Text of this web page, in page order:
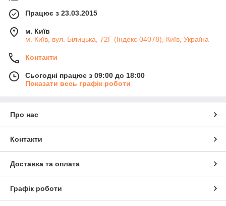
Працює з 23.03.2015
м. Київ
м. Київ, вул. Білицька, 72Г (Індекс 04078), Київ, Україна
Контакти
Сьогодні працює з 09:00 до 18:00
Показати весь графік роботи
Про нас
Контакти
Доставка та оплата
Графік роботи